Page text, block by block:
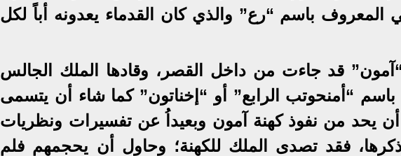
المعروف باسم “رع” والذي كان القدماء يعدونه أباً لكل
قد جاءت من داخل القصر، وقادها الملك الجالس
“أمنحوتب الرابع” أو “إخناتون” كما شاء أن يتسمى
أن يحد من نفوذ كهنة آمون وبعيداُ عن تفسيرات ونظريات
فقد تصدى الملك للكهنة؛ وحاول أن يحجمهم فلم